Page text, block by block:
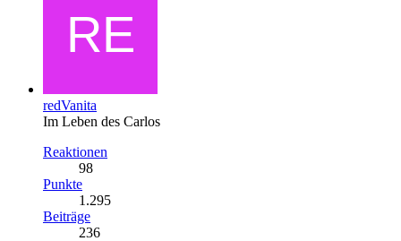
redVanita
Im Leben des Carlos
Reaktionen
98
Punkte
1.295
Beiträge
236